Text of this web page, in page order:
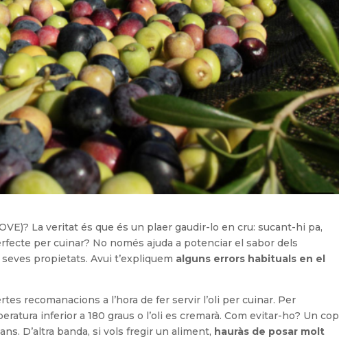
La veritat és que és un plaer gaudir-lo en cru: sucant-hi pa,
per cuinar? No només ajuda a potenciar el sabor dels
propietats. Avui t’expliquem alguns errors habituals en el
recomanacions a l’hora de fer servir l’oli per cuinar. Per
inferior a 180 graus o l’oli es cremarà. Com evitar-ho? Un cop
D’altra banda, si vols fregir un aliment, hauràs de posar molt